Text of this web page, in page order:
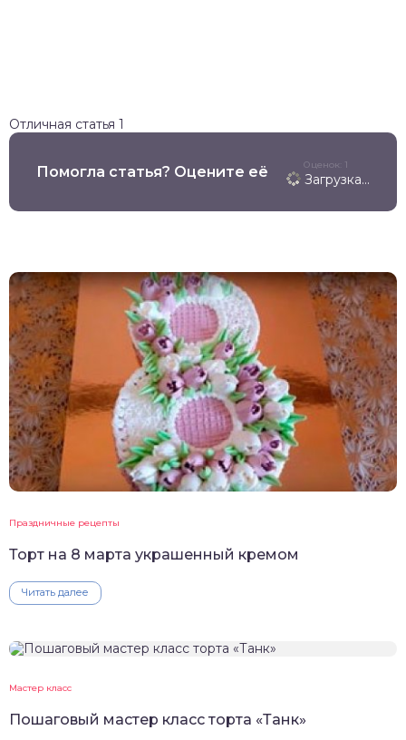
Отличная статья 1
Помогла статья? Оцените её Оценок: 1
Загрузка...
Праздничные рецепты
Торт на 8 марта украшенный кремом
Читать далее
Мастер класс
Пошаговый мастер класс торта «Танк»